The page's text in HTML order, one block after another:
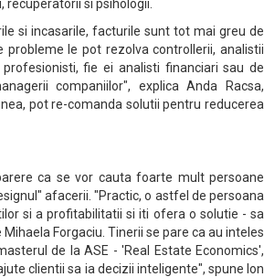
recuperatorii si psihologii.
si incasarile, facturile sunt tot mai greu de
le pot rezolva controllerii, analistii
fie ei analisti financiari sau de
companiilor", explica Anda Racsa,
pot re-comanda solutii pentru reducerea
ca se vor cauta foarte mult persoane
afacerii. "Practic, o astfel de persoana
si a profitabilitatii si iti ofera o solutie - sa
Forgaciu. Tinerii se pare ca au inteles
de la ASE - 'Real Estate Economics',
clientii sa ia decizii inteligente", spune Ion